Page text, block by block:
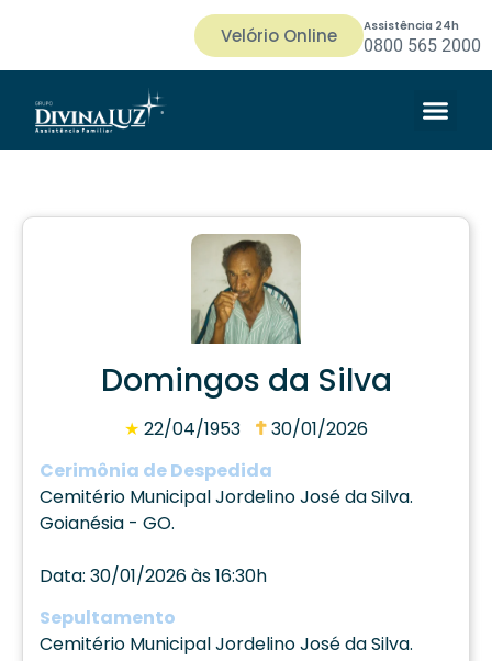
Velório Online Assistência 24h
0800 565 2000
Domingos da Silva
★ 22/04/1953
30/01/2026
Cerimônia de Despedida
Cemitério Municipal Jordelino José da Silva.
Goianésia - GO.
Data: 30/01/2026 às 16:30h
Sepultamento
Cemitério Municipal Jordelino José da Silva.